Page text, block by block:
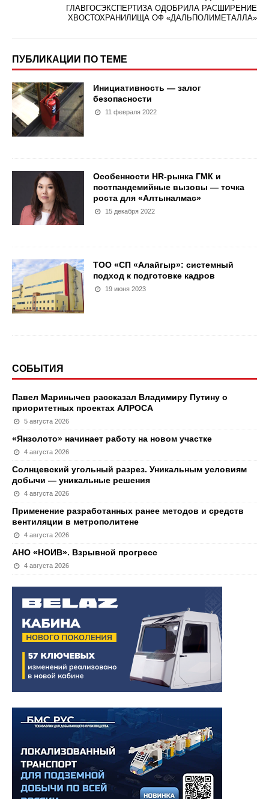
ГЛАВГОСЭКСПЕРТИЗА ОДОБРИЛА РАСШИРЕНИЕ
ХВОСТОХРАНИЛИЩА ОФ «ДАЛЬПОЛИМЕТАЛЛА»
ПУБЛИКАЦИИ ПО ТЕМЕ
Инициативность — залог
безопасности
11 февраля 2022
Особенности HR-рынка ГМК и
постпандемийные вызовы — точка
роста для «Алтыналмас»
15 декабря 2022
ТОО «СП «Алайгыр»: системный
подход к подготовке кадров
19 июня 2023
СОБЫТИЯ
Павел Маринычев рассказал Владимиру Путину о
приоритетных проектах АЛРОСА
5 августа 2026
«Янзолото» начинает работу на новом участке
4 августа 2026
Солнцевский угольный разрез. Уникальным условиям
добычи — уникальные решения
4 августа 2026
Применение разработанных ранее методов и средств
вентиляции в метрополитене
4 августа 2026
АНО «НОИВ». Взрывной прогресс
4 августа 2026